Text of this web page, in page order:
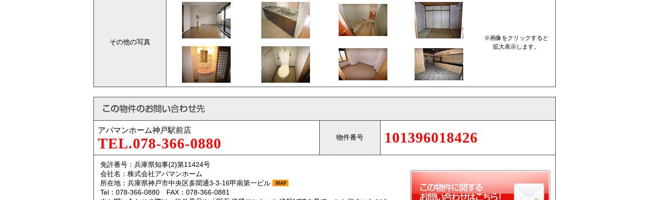
その他の写真
※画像をクリックすると
拡大表示します。
アパマンホーム神戸駅前店
TEL.078-366-0880 物件番号 101396018426
免許番号：兵庫県知事(2)第11424号
会社名：株式会社アパマンホーム
所在地：兵庫県神戸市中央区多聞通3-3-16甲南第一ビル
Tel：078-366-0880 FAX：078-366-0881